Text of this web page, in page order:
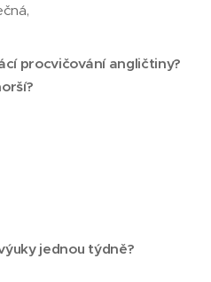
procvičování angličtiny?
jednou týdně?